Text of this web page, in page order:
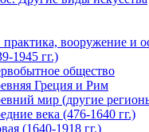
вооружение и
1945 гг.)
общество
Греция и Рим
мир (другие
века (476-1640 гг.)
(1640-1918 гг.)